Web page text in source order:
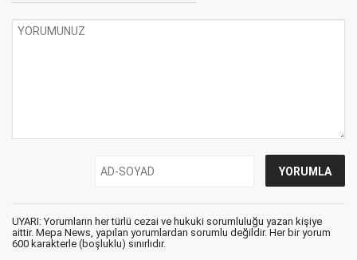
UYARI: Yorumların her türlü cezai ve hukuki sorumluluğu yazan kişiye
aittir. Mepa News, yapılan yorumlardan sorumlu değildir. Her bir yorum
600 karakterle (boşluklu) sınırlıdır.